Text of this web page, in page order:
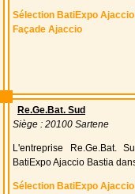
Sélection BatiExpo
Façade Ajaccio
Re.Ge.Bat. Sud
Siège : 20100 Sartene
L'entreprise Re.Ge.Bat.
BatiExpo Ajaccio Bastia
Sélection BatiExpo